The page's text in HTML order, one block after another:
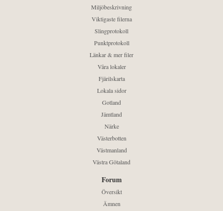
Miljöbeskrivning
Viktigaste filerna
Slingprotokoll
Punktprotokoll
Länkar & mer filer
Våra lokaler
Fjärilskarta
Lokala sidor
Gotland
Jämtland
Närke
Västerbotten
Västmanland
Västra Götaland
Forum
Översikt
Ämnen